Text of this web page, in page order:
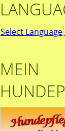
Select Language
MEIN